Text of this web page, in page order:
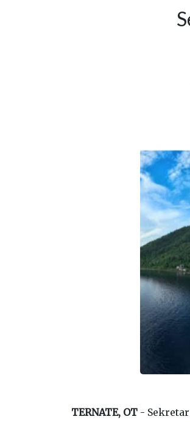
TERNATE, OT -